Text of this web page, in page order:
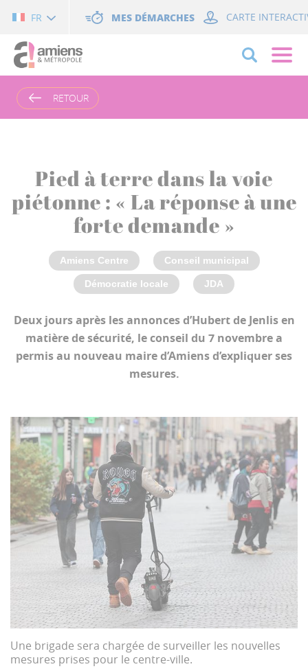
FR MES DÉMARCHES CARTE
RETOUR
Pied à terre dans la voie
piétonne : « La réponse à une
forte demande »
Amiens Centre Conseil municipal
Démocratie locale JDA
Deux jours après les annonces d’Hubert de Jenlis en
matière de sécurité, le conseil du 7 novembre a
permis au nouveau maire d’Amiens d’expliquer ses
mesures.
Une brigade sera chargée de surveiller les nouvelles
mesures prises pour le centre-ville.